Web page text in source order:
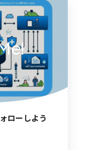
ローしよう